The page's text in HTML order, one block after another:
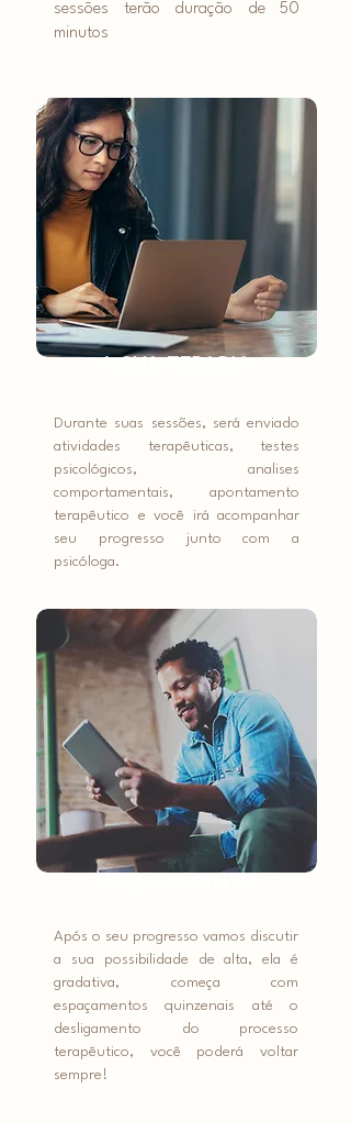
sessões terão duração de 50
minutos
Durante suas sessões, será enviado
atividades terapêuticas, testes
psicológicos, analises
comportamentais, apontamento
terapêutico e você irá acompanhar
seu progresso junto com a
psicóloga.
Após o seu progresso vamos discutir
a sua possibilidade de alta, ela é
gradativa, começa com
espaçamentos quinzenais até o
desligamento do processo
terapêutico, você poderá voltar
sempre!